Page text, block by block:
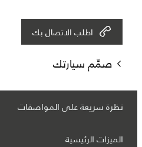
اطلب الاتصال بك
صمِّم سيارتك
نظرة سريعة على المواصفات
الميزات الرئيسية